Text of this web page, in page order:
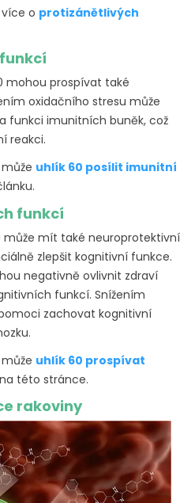
o protizánětlivých
mohou prospívat také
oxidačního stresu může
funkci imunitních buněk, což
reakci.
uhlík 60 posílit imunitní
funkcí
může mít také neuroprotektivní
zlepšit kognitivní funkce.
negativně ovlivnit zdraví
funkcí. Snížením
zachovat kognitivní
uhlík 60 prospívat
této stránce.
rakoviny